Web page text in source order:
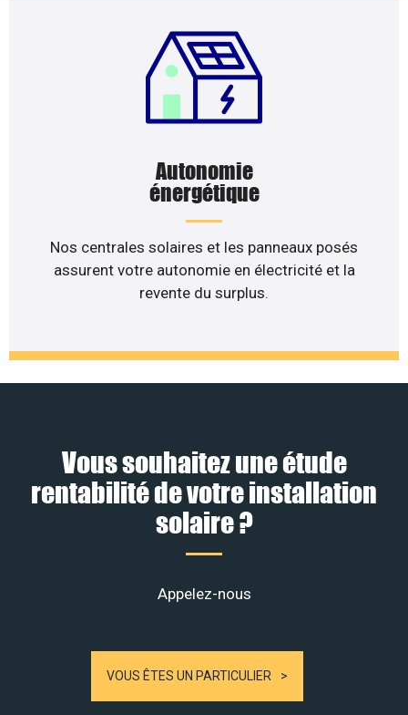
Autonomie
énergétique
Nos centrales solaires et les panneaux posés
assurent votre autonomie en électricité et la
revente du surplus.
Vous souhaitez une étude
rentabilité de votre installation
solaire ?
Appelez-nous
VOUS ÊTES UN PARTICULIER